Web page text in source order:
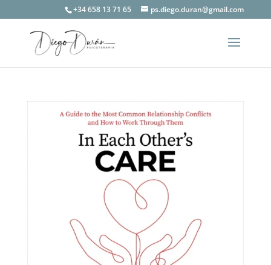
+34 658 13 71 65 ps.diego.duran@gmail.com